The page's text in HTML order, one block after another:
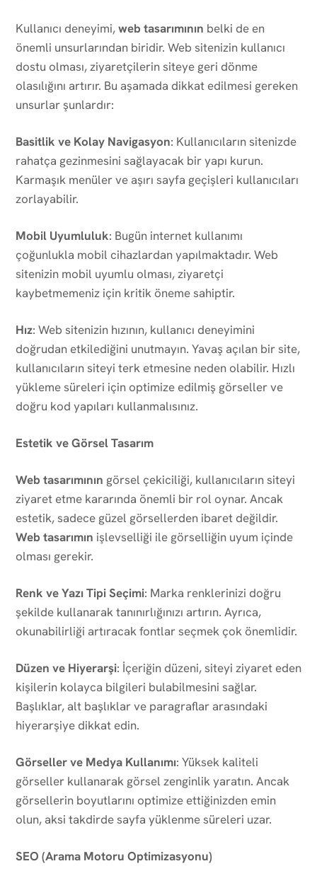
Kullanıcı deneyimi,web tasarımının belki de en
önemli unsurlarından biridir. Web sitenizin kullanıcı
dostu olması, ziyaretçilerin siteye geri dönme
olasılığını artırır. Bu aşamada dikkat edilmesi gereken
unsurlar şunlardır:
Basitlik ve Kolay Navigasyon: Kullanıcıların sitenizde
rahatça gezinmesini sağlayacak bir yapı kurun.
Karmaşık menüler ve aşırı sayfa geçişleri kullanıcıları
zorlayabilir.
Mobil Uyumluluk: Bugün internet kullanımı
çoğunlukla mobil cihazlardan yapılmaktadır. Web
sitenizin mobil uyumlu olması, ziyaretçi
kaybetmemeniz için kritik öneme sahiptir.
Hız: Web sitenizin hızının, kullanıcı deneyimini
doğrudan etkilediğini unutmayın. Yavaş açılan bir site,
kullanıcıların siteyi terk etmesine neden olabilir. Hızlı
yükleme süreleri için optimize edilmiş görseller ve
doğru kod yapıları kullanmalısınız.
Estetik ve Görsel Tasarım
Web tasarımının görsel çekiciliği, kullanıcıların siteyi
ziyaret etme kararında önemli bir rol oynar. Ancak
estetik, sadece güzel görsellerden ibaret değildir.
Web tasarımın işlevselliği ile görselliğin uyum içinde
olması gerekir.
Renk ve Yazı Tipi Seçimi: Marka renklerinizi doğru
şekilde kullanarak tanınırlığınızı artırın. Ayrıca,
okunabilirliği artıracak fontlar seçmek çok önemlidir.
Düzen ve Hiyerarşi: İçeriğin düzeni, siteyi ziyaret eden
kişilerin kolayca bilgileri bulabilmesini sağlar.
Başlıklar, alt başlıklar ve paragraflar arasındaki
hiyerarşiye dikkat edin.
Görseller ve Medya Kullanımı: Yüksek kaliteli
görseller kullanarak görsel zenginlik yaratın. Ancak
görsellerin boyutlarını optimize ettiğinizden emin
olun, aksi takdirde sayfa yüklenme süreleri uzar.
SEO (Arama Motoru Optimizasyonu)